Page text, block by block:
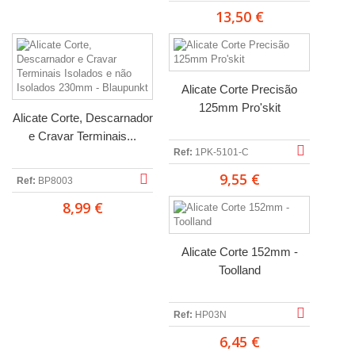
13,50 €
Alicate Corte, Descarnador
e Cravar Terminais...
Ref: BP8003
8,99 €
Alicate Corte Precisão
125mm Pro'skit
Ref: 1PK-5101-C
9,55 €
Alicate Corte 152mm -
Toolland
Ref: HP03N
6,45 €